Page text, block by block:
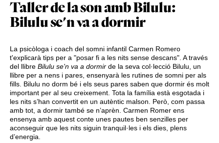
Taller de la son amb Bilulu:
Bilulu se'n va a dormir
La psicòloga i coach del somni infantil Carmen Romero
t'explicarà tips per a "posar fi a les nits sense descans". A través
del llibre Bilulu se'n va a dormir de la seva col·lecció Bilulu, un
llibre per a nens i pares, ensenyarà les rutines de somni per als
fills. Bilulu no dorm bé i els seus pares saben que dormir és molt
important per al seu creixement. Tota la família està esgotada i
les nits s’han convertit en un autèntic malson. Però, com passa
amb tot, a dormir també se n’aprèn. Carmen Romer ens
ensenya amb aquest conte unes pautes ben senzilles per
aconseguir que les nits siguin tranquil·les i els dies, plens
d’energia.